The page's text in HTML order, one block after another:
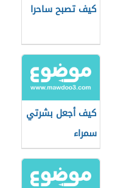
كيف تصبح ساحرا
كيف أجعل بشرتي
سمراء